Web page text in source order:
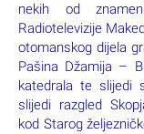
nekih od
Radiotelevizije
otomanskog dijela
Pašina Džamija –
katedrala te slijedi
slijedi razgled
kod Starog